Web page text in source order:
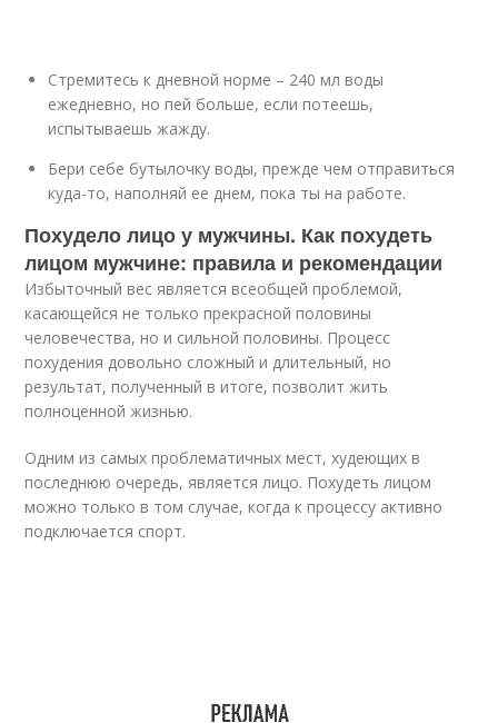
Стремитесь к дневной норме – 240 мл воды
ежедневно, но пей больше, если потеешь,
испытываешь жажду.
Бери себе бутылочку воды, прежде чем отправиться
куда-то, наполняй ее днем, пока ты на работе.
Похудело лицо у мужчины. Как похудеть
лицом мужчине: правила и рекомендации
Избыточный вес является всеобщей проблемой,
касающейся не только прекрасной половины
человечества, но и сильной половины. Процесс
похудения довольно сложный и длительный, но
результат, полученный в итоге, позволит жить
полноценной жизнью.
Одним из самых проблематичных мест, худеющих в
последнюю очередь, является лицо. Похудеть лицом
можно только в том случае, когда к процессу активно
подключается спорт.